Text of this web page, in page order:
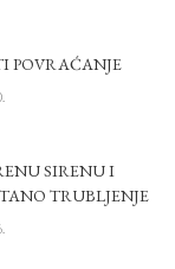
POVRAĆANJE
SIRENU I
TRUBLJENJE